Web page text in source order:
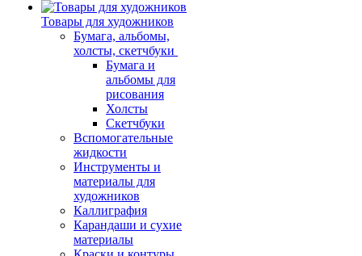
Товары для художников
Бумага, альбомы,
холсты, скетчбуки
Бумага и
альбомы для
рисования
Холсты
Скетчбуки
Вспомогательные
жидкости
Инструменты и
материалы для
художников
Каллиграфия
Карандаши и сухие
материалы